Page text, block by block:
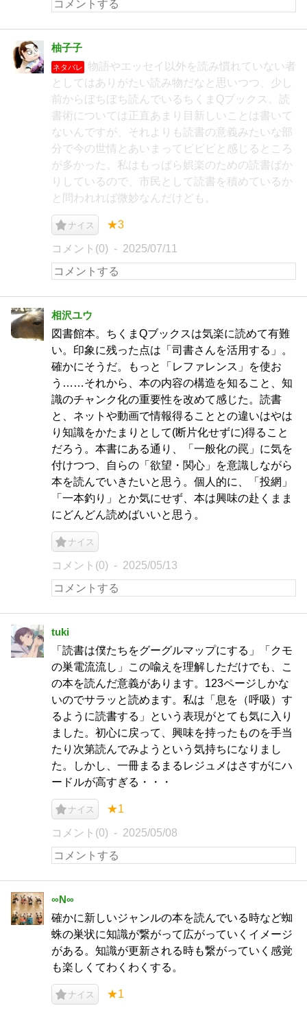
柚子子
ネタバレ
物語やエッセイ以外を読み慣れていない者
としてはありがたい読み物だなと思いつつ、少し
前からぼちぼち読んでいるちくまQブックス。読
書術については正直あまり目新しいことは書いて
ないんですが、それよりも読書の意義みたいな部
分で今の世情とあいまってビビビと感じるところ
が多かった。私はもっぱら娯楽のための読書ばか
りしているので、市民として読書を積めているか
と問われれば微妙なんだけども。
ナイス ★3
コメント(0) 2025/07/11
相沢ユウ
図書館本。ちくまQブックスは気楽に読めて有難
い。印象に残った点は「司書さんを活用する」。
確かにそうだ。もっと「レファレンス」を使お
う……それから、本の内容の構造を知ること、知
識のチャンク化の重要性を改めて感じた。読書
と、ネットや動画で情報得ることとの違いはやは
り知識をかたまりとして(断片化せずに)得ること
だろう。本書にある通り、「一般化の罠」に気を
付けつつ、自らの「欲望・関心」を意識しながら
本を読んでいきたいと思う。個人的に、「投網」
「一本釣り」とか気にせず、本は興味の赴くまま
にどんどん読めばいいと思う。
ナイス
コメント(0) 2025/05/13
tuki
「読書は僕たちをグーグルマップにする」「クモ
の巣電流流し」この喩えを理解しただけでも、こ
の本を読んだ意義があります。123ページしかな
いのでサラッと読めます。私は「息を（呼吸）す
るように読書する」という表現がとても気に入り
ました。初心に戻って、興味を持ったものを手当
たり次第読んでみようという気持ちになりまし
た。しかし、一冊まるまるレジュメはさすがにハ
ードルが高すぎる・・・
ナイス ★1
コメント(0) 2025/05/08
∞N∞
確かに新しいジャンルの本を読んでいる時など蜘
蛛の巣状に知識が繋がって広がっていくイメージ
がある。知識が更新される時も繋がっていく感覚
も楽しくてわくわくする。
ナイス ★1